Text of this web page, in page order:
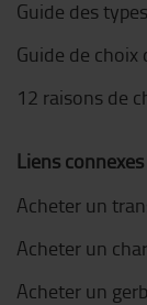
Guide des
Guide de choix
12 raisons de
Liens connexes
Acheter un
Acheter un
Acheter un